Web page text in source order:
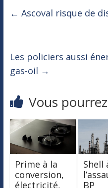
← Ascoval risque de
Les policiers aussi
gas-oil →
Vous
Prime à la
conversion,
électricité,
Shell
BP